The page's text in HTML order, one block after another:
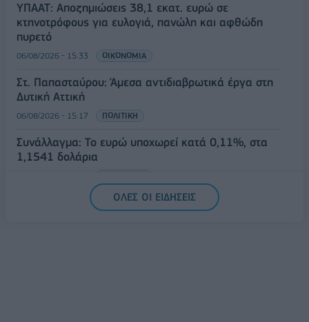
ΥΠΑΑΤ: Αποζημιώσεις 38,1 εκατ. ευρώ σε
κτηνοτρόφους για ευλογιά, πανώλη και αφθώδη
πυρετό
06/08/2026 - 15:33 ΟΙΚΟΝΟΜΙΑ
Στ. Παπασταύρου: Άμεσα αντιδιαβρωτικά έργα στη
Δυτική Αττική
06/08/2026 - 15:17 ΠΟΛΙΤΙΚΗ
Συνάλλαγμα: Το ευρώ υποχωρεί κατά 0,11%, στα
1,1541 δολάρια
ΟΛΕΣ ΟΙ ΕΙΔΗΣΕΙΣ